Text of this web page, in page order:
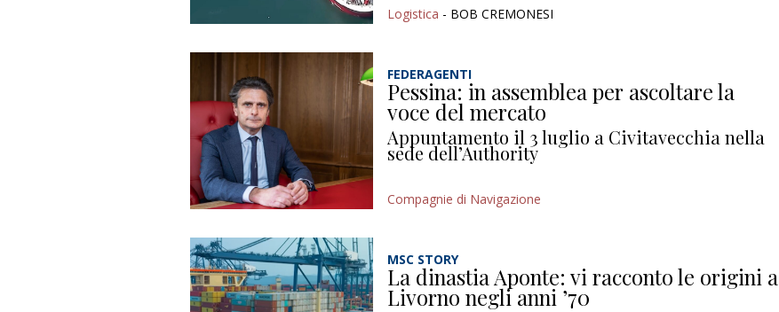
Logistica - BOB CREMONESI
FEDERAGENTI
Pessina: in assemblea per ascoltare la
voce del mercato
Appuntamento il 3 luglio a Civitavecchia nella
sede dell’Authority
Compagnie di Navigazione
MSC STORY
La dinastia Aponte: vi racconto le origini a
Livorno negli anni ’70